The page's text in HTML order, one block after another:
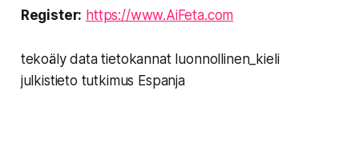
Register: https://www.AiFeta.com
tekoäly data tietokannat luonnollinen_kieli
julkistieto tutkimus Espanja